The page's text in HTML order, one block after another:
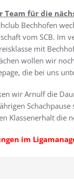
Team für die
Bechhofen
vom SCB. Im
mit
wollen wir
die bei uns
wir Arnulf die
Klassenerhalt die
im